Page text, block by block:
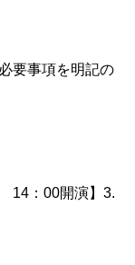
要事項を明記の
：00開演】3.